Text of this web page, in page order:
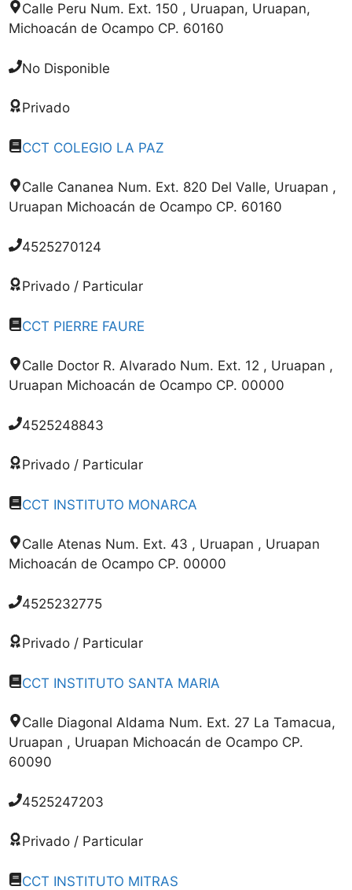
Calle Peru Num. Ext. 150 , Uruapan, Uruapan,
Michoacán de Ocampo CP. 60160
No Disponible
Privado
CCT COLEGIO LA PAZ
Calle Cananea Num. Ext. 820 Del Valle, Uruapan ,
Uruapan Michoacán de Ocampo CP. 60160
4525270124
Privado / Particular
CCT PIERRE FAURE
Calle Doctor R. Alvarado Num. Ext. 12 , Uruapan ,
Uruapan Michoacán de Ocampo CP. 00000
4525248843
Privado / Particular
CCT INSTITUTO MONARCA
Calle Atenas Num. Ext. 43 , Uruapan , Uruapan
Michoacán de Ocampo CP. 00000
4525232775
Privado / Particular
CCT INSTITUTO SANTA MARIA
Calle Diagonal Aldama Num. Ext. 27 La Tamacua,
Uruapan , Uruapan Michoacán de Ocampo CP.
60090
4525247203
Privado / Particular
CCT INSTITUTO MITRAS